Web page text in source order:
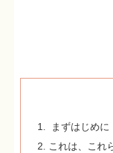
まずはじめに
これは、これ